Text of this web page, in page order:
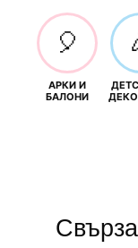
🎈
АРКИ И
БАЛОНИ